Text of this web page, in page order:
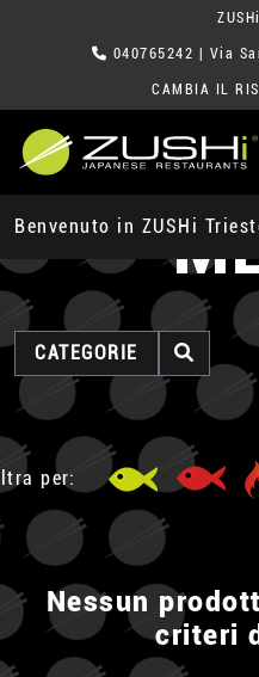
040765242 | Via
CAMBIA IL
Benvenuto in ZUSHi
CATEGORIE
per:
Nessun
criteri